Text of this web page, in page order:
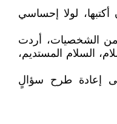
لولا إحساسي
من الشخصيات، أردت
السلام المستديم،
إعادة طرح سؤالٍ